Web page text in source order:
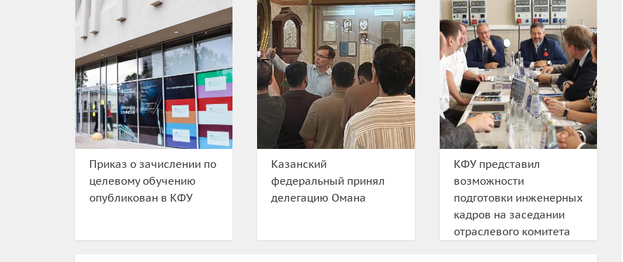
Приказ о зачислении по
целевому обучению
опубликован в КФУ
Казанский
федеральный принял
делегацию Омана
КФУ представил
возможности
подготовки инженерных
кадров на заседании
отраслевого комитета